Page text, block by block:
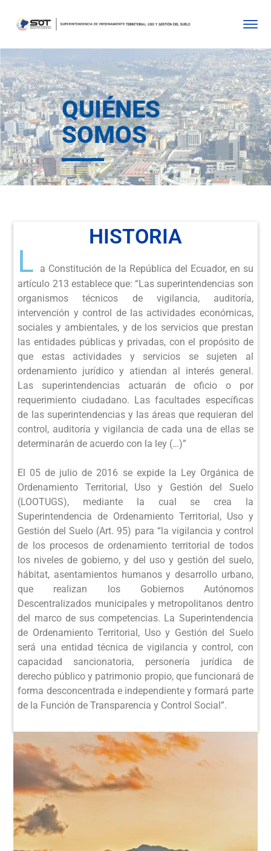
QUIÉNES
SOMOS
HISTORIA
L
a Constitución de la República del Ecuador, en su
artículo 213 establece que: “Las superintendencias son
organismos técnicos de vigilancia, auditoría,
intervención y control de las actividades económicas,
sociales y ambientales, y de los servicios que prestan
las entidades públicas y privadas, con el propósito de
que estas actividades y servicios se sujeten al
ordenamiento jurídico y atiendan al interés general.
Las superintendencias actuarán de oficio o por
requerimiento ciudadano. Las facultades específicas
de las superintendencias y las áreas que requieran del
control, auditoría y vigilancia de cada una de ellas se
determinarán de acuerdo con la ley (…)”
El 05 de julio de 2016 se expide la Ley Orgánica de
Ordenamiento Territorial, Uso y Gestión del Suelo
(LOOTUGS), mediante la cual se crea la
Superintendencia de Ordenamiento Territorial, Uso y
Gestión del Suelo (Art. 95) para “la vigilancia y control
de los procesos de ordenamiento territorial de todos
los niveles de gobierno, y del uso y gestión del suelo,
hábitat, asentamientos humanos y desarrollo urbano,
que realizan los Gobiernos Autónomos
Descentralizados municipales y metropolitanos dentro
del marco de sus competencias. La Superintendencia
de Ordenamiento Territorial, Uso y Gestión del Suelo
será una entidad técnica de vigilancia y control, con
capacidad sancionatoria, personería jurídica de
derecho público y patrimonio propio, que funcionará de
forma desconcentrada e independiente y formará parte
de la Función de Transparencia y Control Social”.